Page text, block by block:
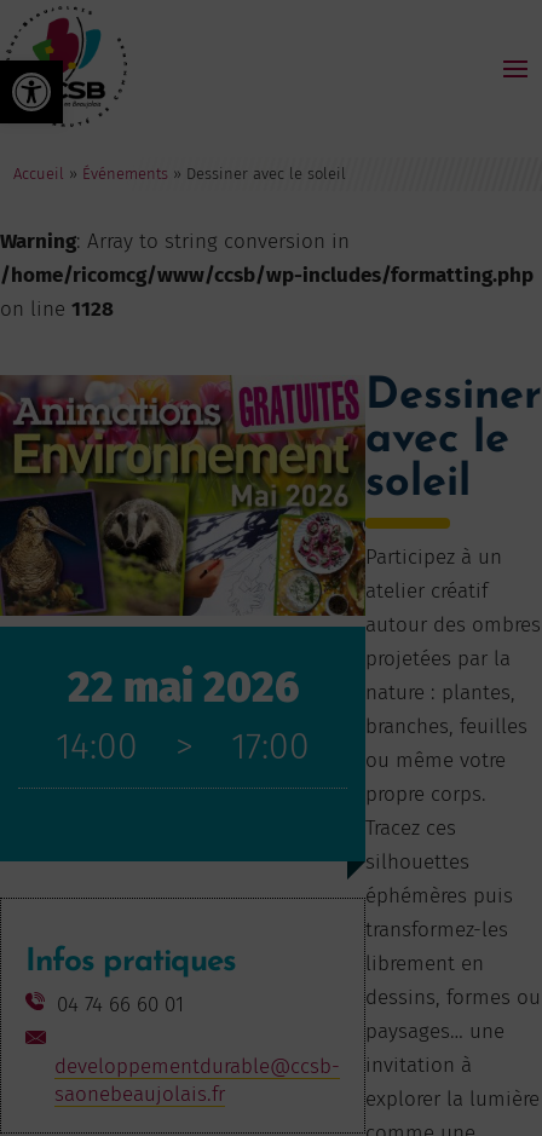
Ouvrir la barre d’outils
Accueil » Événements » Dessiner avec le soleil
Warning: Array to string conversion in
/home/ricomcg/www/ccsb/wp-includes/formatting.php
on line 1128
22 mai 2026
14:00 > 17:00
Infos pratiques
04 74 66 60 01
developpementdurable@ccsb-
saonebeaujolais.fr
Dessiner
avec le
soleil
Participez à un
atelier créatif
autour des ombres
projetées par la
nature : plantes,
branches, feuilles
ou même votre
propre corps.
Tracez ces
silhouettes
éphémères puis
transformez-les
librement en
dessins, formes ou
paysages… une
invitation à
explorer la lumière